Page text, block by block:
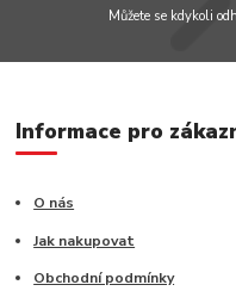
Můžete se kdykoli
Informace pro
O nás
Jak nakupovat
Obchodní podmínky